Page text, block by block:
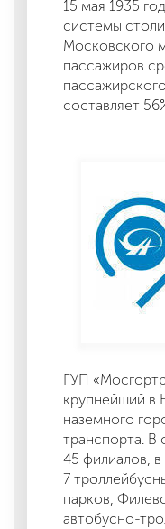
15 мая 1935
системы
Московского
пассажиров
составляет
ГУП
крупнейший в
наземного
транспорта. В
45 филиалов,
7
парков,
автобусно-